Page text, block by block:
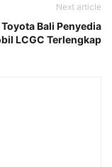
Next article
Bali Penyedia
LCGC Terlengkap